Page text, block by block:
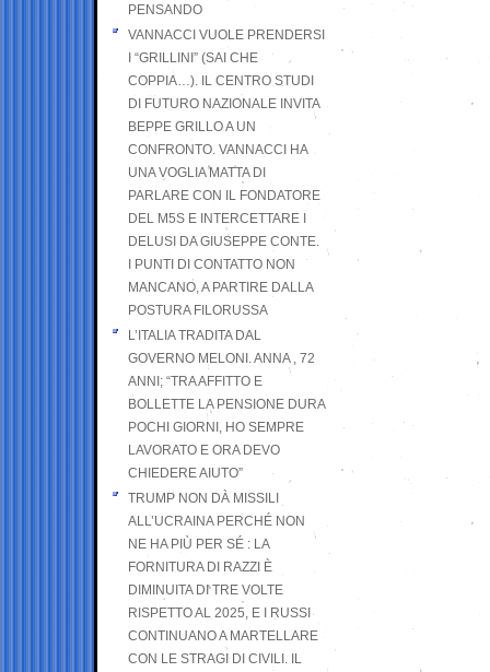
PENSANDO
VANNACCI VUOLE PRENDERSI
I “GRILLINI” (SAI CHE
COPPIA…). IL CENTRO STUDI
DI FUTURO NAZIONALE INVITA
BEPPE GRILLO A UN
CONFRONTO. VANNACCI HA
UNA VOGLIA MATTA DI
PARLARE CON IL FONDATORE
DEL M5S E INTERCETTARE I
DELUSI DA GIUSEPPE CONTE.
I PUNTI DI CONTATTO NON
MANCANO, A PARTIRE DALLA
POSTURA FILORUSSA
L’ITALIA TRADITA DAL
GOVERNO MELONI. ANNA , 72
ANNI; “TRA AFFITTO E
BOLLETTE LA PENSIONE DURA
POCHI GIORNI, HO SEMPRE
LAVORATO E ORA DEVO
CHIEDERE AIUTO”
TRUMP NON DÀ MISSILI
ALL’UCRAINA PERCHÉ NON
NE HA PIÙ PER SÉ : LA
FORNITURA DI RAZZI È
DIMINUITA DI TRE VOLTE
RISPETTO AL 2025, E I RUSSI
CONTINUANO A MARTELLARE
CON LE STRAGI DI CIVILI. IL